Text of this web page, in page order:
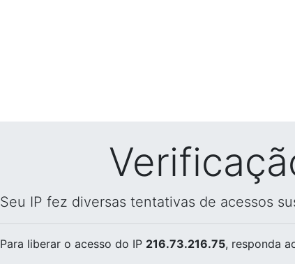
Seu IP fez diversas tentativas de acessos
Para liberar o acesso do IP 216.73.216.75, responda